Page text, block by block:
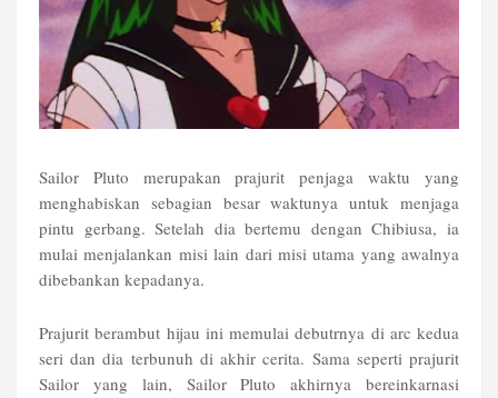
Sailor Pluto merupakan prajurit penjaga waktu yang
menghabiskan sebagian besar waktunya untuk menjaga
pintu gerbang. Setelah dia bertemu dengan Chibiusa, ia
mulai menjalankan misi lain dari misi utama yang awalnya
dibebankan kepadanya.
Prajurit berambut hijau ini memulai debutrnya di arc kedua
seri dan dia terbunuh di akhir cerita. Sama seperti prajurit
Sailor yang lain, Sailor Pluto akhirnya bereinkarnasi